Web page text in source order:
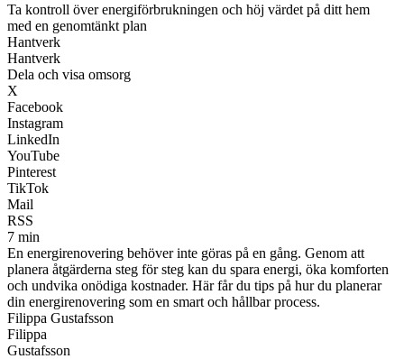
Ta kontroll över energiförbrukningen och höj värdet på ditt hem
med en genomtänkt plan
Hantverk
Hantverk
Dela och visa omsorg
X
Facebook
Instagram
LinkedIn
YouTube
Pinterest
TikTok
Mail
RSS
7 min
En energirenovering behöver inte göras på en gång. Genom att
planera åtgärderna steg för steg kan du spara energi, öka komforten
och undvika onödiga kostnader. Här får du tips på hur du planerar
din energirenovering som en smart och hållbar process.
Filippa Gustafsson
Filippa
Gustafsson